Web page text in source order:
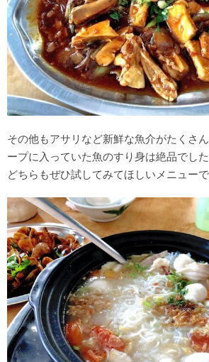
その他もアサリなど新鮮な魚介がたくさ
ープに入っていた魚のすり身は絶品でした
どちらもぜひ試してみてほしいメニューで